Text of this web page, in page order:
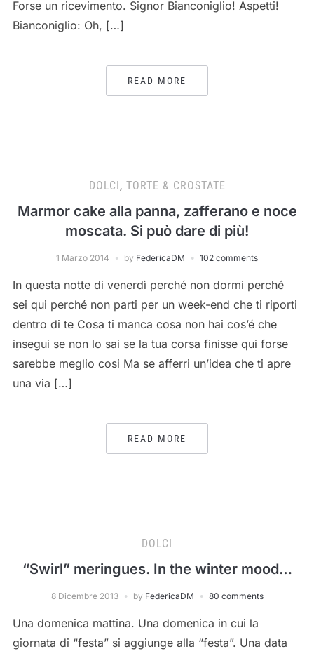
Forse un ricevimento. Signor Bianconiglio! Aspetti!
Bianconiglio: Oh, […]
READ MORE
DOLCI, TORTE & CROSTATE
Marmor cake alla panna, zafferano e noce
moscata. Si può dare di più!
1 Marzo 2014 by FedericaDM 102 comments
In questa notte di venerdì perché non dormi perché
sei qui perché non parti per un week-end che ti riporti
dentro di te Cosa ti manca cosa non hai cos’é che
insegui se non lo sai se la tua corsa finisse qui forse
sarebbe meglio cosi Ma se afferri un’idea che ti apre
una via […]
READ MORE
DOLCI
“Swirl” meringues. In the winter mood…
8 Dicembre 2013 by FedericaDM 80 comments
Una domenica mattina. Una domenica in cui la
giornata di “festa” si aggiunge alla “festa”. Una data